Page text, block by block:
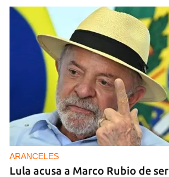
ARANCELES
Lula acusa a Marco Rubio de ser